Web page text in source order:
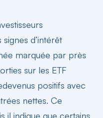
d’intérêt
marquée par près
sur les ETF
positifs avec
nettes. Ce
il indique que certains